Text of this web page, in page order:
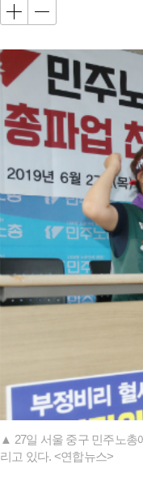
▲ 27일 서울 중구 민주노총
리고 있다. <연합뉴스>